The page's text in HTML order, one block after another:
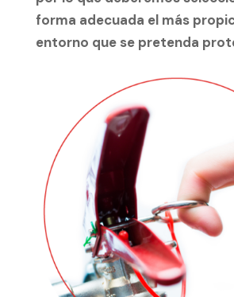
forma adecuada el más
entorno que se pretenda